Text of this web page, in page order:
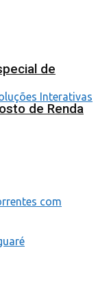
de
de Renda
Interativas